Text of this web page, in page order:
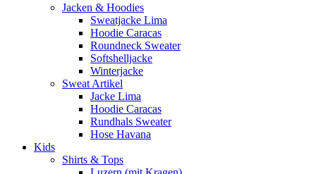
Jacken & Hoodies
Sweatjacke Lima
Hoodie Caracas
Roundneck Sweater
Softshelljacke
Winterjacke
Sweat Artikel
Jacke Lima
Hoodie Caracas
Rundhals Sweater
Hose Havana
Kids
Shirts & Tops